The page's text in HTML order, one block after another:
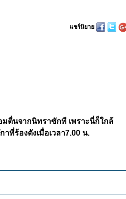
แชร์นิยาย
มตื่นจากนิทราซักที เพราะนี่ก็ใกล้
ที่ร้องดังเมื่อเวลา7.00 น.